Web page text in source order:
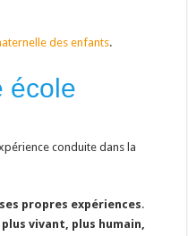
des enfants.
école
conduite dans la
propres expériences.
vivant, plus humain,